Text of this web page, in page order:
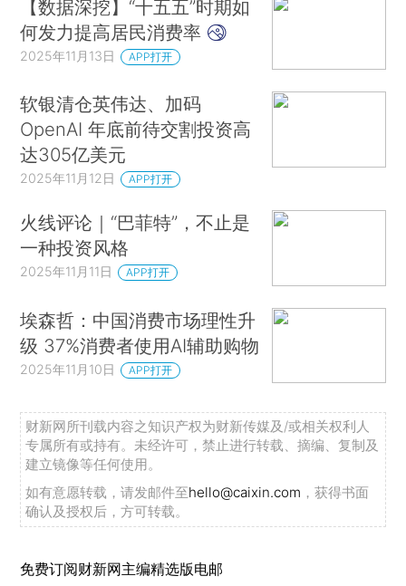
【数据深挖】“十五五”时期如
何发力提高居民消费率
2025年11月13日 APP打开
软银清仓英伟达、加码
OpenAI 年底前待交割投资高
达305亿美元
2025年11月12日 APP打开
火线评论｜“巴菲特”，不止是
一种投资风格
2025年11月11日 APP打开
埃森哲：中国消费市场理性升
级 37%消费者使用AI辅助购物
2025年11月10日 APP打开
财新网所刊载内容之知识产权为财新传媒及/或相关权利人
专属所有或持有。未经许可，禁止进行转载、摘编、复制及
建立镜像等任何使用。
如有意愿转载，请发邮件至hello@caixin.com ，获得书面
确认及授权后，方可转载。
免费订阅财新网主编精选版电邮